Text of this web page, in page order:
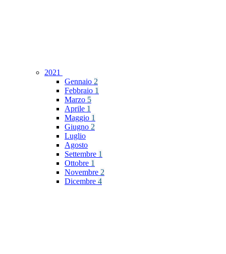
2021
Gennaio 2
Febbraio 1
Marzo 5
Aprile 1
Maggio 1
Giugno 2
Luglio
Agosto
Settembre 1
Ottobre 1
Novembre 2
Dicembre 4